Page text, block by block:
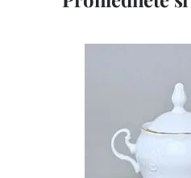
včetně ochranné známky a
pecemi a vtavnou dekorační pecí.
Concordia Lesov používá